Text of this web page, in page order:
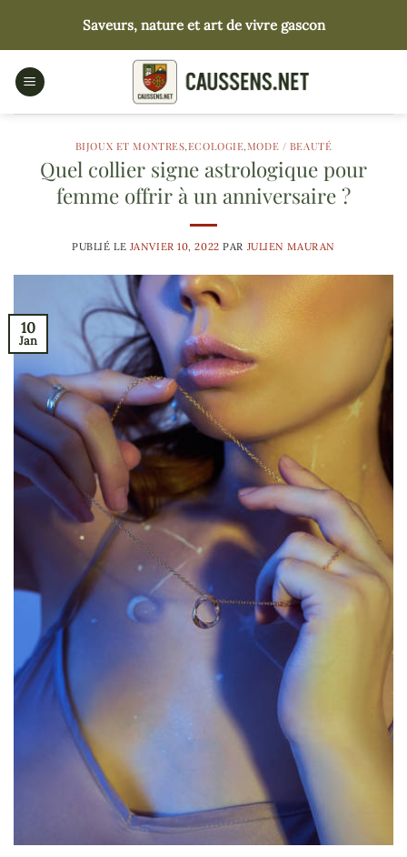
contenu
Saveurs, nature et art de vivre gascon
BIJOUX ET MONTRES,ECOLOGIE,MODE / BEAUTÉ
Quel collier signe astrologique pour
femme offrir à un anniversaire ?
PUBLIÉ LE JANVIER 10, 2022 PAR JULIEN MAURAN
10
Jan